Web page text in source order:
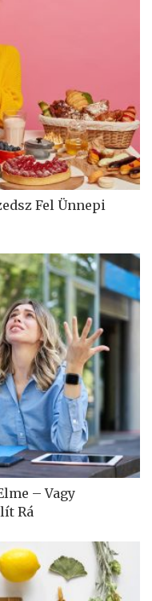
Fel Ünnepi
– Vagy
Rá